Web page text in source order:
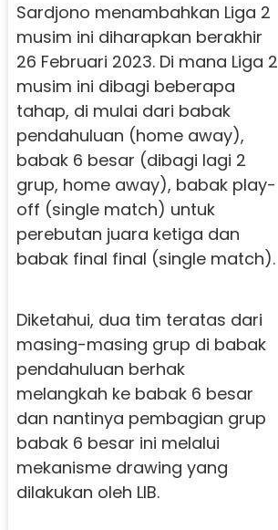
Sardjono menambahkan Liga 2
musim ini diharapkan berakhir
26 Februari 2023. Di mana Liga 2
musim ini dibagi beberapa
tahap, di mulai dari babak
pendahuluan (home away),
babak 6 besar (dibagi lagi 2
grup, home away), babak play-
off (single match) untuk
perebutan juara ketiga dan
babak final final (single match).
Diketahui, dua tim teratas dari
masing-masing grup di babak
pendahuluan berhak
melangkah ke babak 6 besar
dan nantinya pembagian grup
babak 6 besar ini melalui
mekanisme drawing yang
dilakukan oleh LIB.